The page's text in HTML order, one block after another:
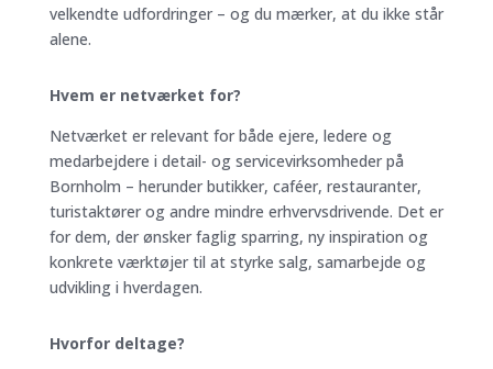
velkendte udfordringer – og du mærker, at du ikke står
alene.
Hvem er netværket for?
Netværket er relevant for både ejere, ledere og
medarbejdere i detail- og servicevirksomheder på
Bornholm – herunder butikker, caféer, restauranter,
turistaktører og andre mindre erhvervsdrivende. Det er
for dem, der ønsker faglig sparring, ny inspiration og
konkrete værktøjer til at styrke salg, samarbejde og
udvikling i hverdagen.
Hvorfor deltage?